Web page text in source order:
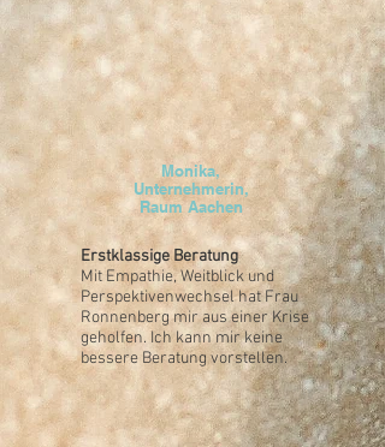
Monika,
Unternehmerin,
Raum Aachen
Erstklassige Beratung
Mit Empathie, Weitblick und
Perspektivenwechsel hat Frau
Ronnenberg mir aus einer Krise
geholfen. Ich kann mir keine
bessere Beratung vorstellen.